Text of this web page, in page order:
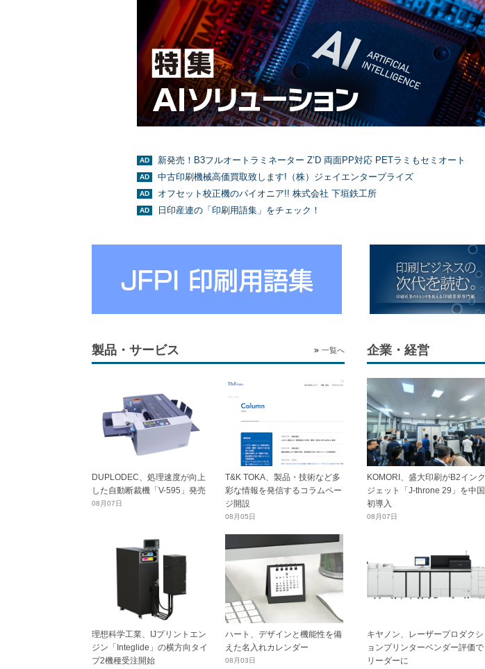
新発売！B3フルオートラミネーター Z’D 両面PP対応 PETラミもセミオート
中古印刷機械高価買取致します!（株）ジェイエンタープライズ
オフセット校正機のパイオニア!! 株式会社 下垣鉄工所
日印産連の「印刷用語集」をチェック！
製品・サービス 一覧へ
DUPLODEC、処理速度が向上
した自動断裁機「V-595」発売
08月07日
T&K TOKA、製品・技術など多
彩な情報を発信するコラムペー
ジ開設
08月05日
理想科学工業、IJプリントエン
ジン「Integlide」の横方向タイ
プ2機種受注開始
ハート、デザインと機能性を備
えた名入れカレンダー
08月03日
企業・経営
KOMORI、盛大印刷がB2インク
ジェット「J-throne 29」を中国
初導入
08月07日
キヤノン、レーザープロダクシ
ョンプリンターベンダー評価で
リーダーに